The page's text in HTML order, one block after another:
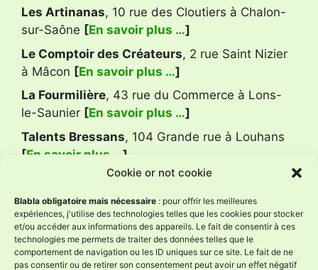
Cookie or not cookie
Blabla obligatoire mais nécessaire : pour offrir les meilleures
expériences, j'utilise des technologies telles que les cookies pour stocker
et/ou accéder aux informations des appareils. Le fait de consentir à ces
technologies me permets de traiter des données telles que le
comportement de navigation ou les ID uniques sur ce site. Le fait de ne
pas consentir ou de retirer son consentement peut avoir un effet négatif
Les Artinanas, 10 rue des Cloutiers à Chalon-
sur-Saône [En savoir plus …]
Le Comptoir des Créateurs, 2 rue Saint Nizier
à Mâcon [En savoir plus …]
La Fourmilière, 43 rue du Commerce à Lons-
le-Saunier [En savoir plus …]
Talents Bressans, 104 Grande rue à Louhans
[En savoir plus … ]
Avis Google
L'Âne à Nath
4.9